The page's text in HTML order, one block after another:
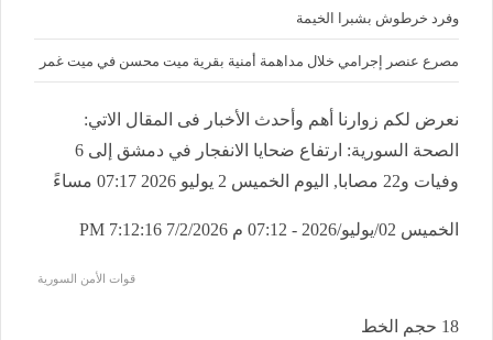
وفرد خرطوش بشبرا الخيمة
مصرع عنصر إجرامي خلال مداهمة أمنية بقرية ميت محسن في ميت غمر
نعرض لكم زوارنا أهم وأحدث الأخبار فى المقال الاتي:
الصحة السورية: ارتفاع ضحايا الانفجار في دمشق إلى 6
وفيات و22 مصابا, اليوم الخميس 2 يوليو 2026 07:17 مساءً
الخميس 02/يوليو/2026 - 07:12 م 7/2/2026 7:12:16 PM
قوات الأمن السورية
18 حجم الخط